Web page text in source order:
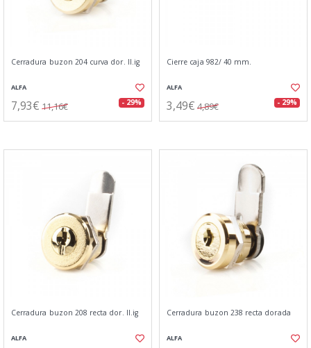
Cerradura buzon 204 curva dor. ll.ig
ALFA
7,93€ 11,16€ - 29%
Cierre caja 982/ 40 mm.
ALFA
3,49€ 4,89€ - 29%
Cerradura buzon 208 recta dor. ll.ig
ALFA
Cerradura buzon 238 recta dorada
ALFA